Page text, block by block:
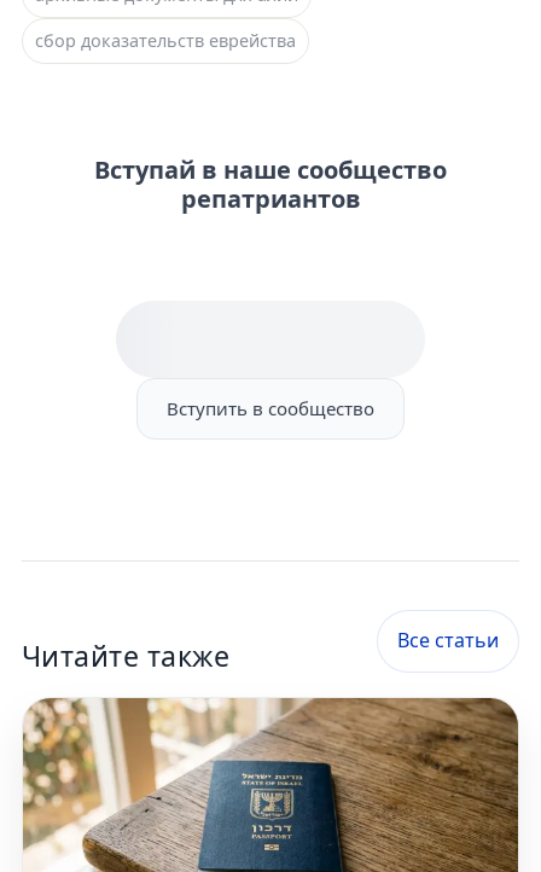
сбор доказательств еврейства
Вступай в наше сообщество
репатриантов
Вступить в сообщество
Читайте также Все статьи